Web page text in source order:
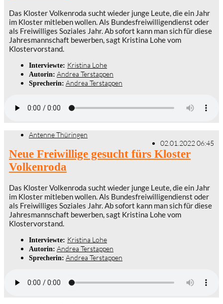
Das Kloster Volkenroda sucht wieder junge Leute, die ein Jahr
im Kloster mitleben wollen. Als Bundesfreiwilligendienst oder
als Freiwilliges Soziales Jahr. Ab sofort kann man sich für diese
Jahresmannschaft bewerben, sagt Kristina Lohe vom
Klostervorstand.
Interviewte: Kristina Lohe
Autorin: Andrea Terstappen
Sprecherin: Andrea Terstappen
Antenne Thüringen
02.01.2022 06:45
Neue Freiwillige gesucht fürs Kloster
Volkenroda
Das Kloster Volkenroda sucht wieder junge Leute, die ein Jahr
im Kloster mitleben wollen. Als Bundesfreiwilligendienst oder
als Freiwilliges Soziales Jahr. Ab sofort kann man sich für diese
Jahresmannschaft bewerben, sagt Kristina Lohe vom
Klostervorstand.
Interviewte: Kristina Lohe
Autorin: Andrea Terstappen
Sprecherin: Andrea Terstappen